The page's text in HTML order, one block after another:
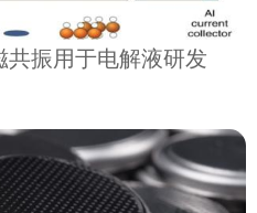
振用于电解液研发